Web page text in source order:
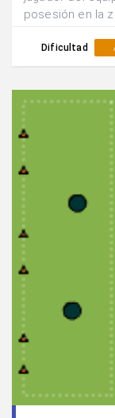
posesión en la
balón y se
parte de uno
Dificultad